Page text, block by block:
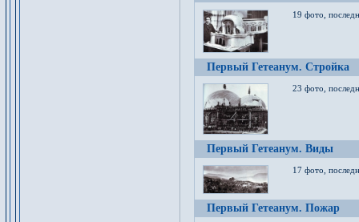
19 фото,
Первый Гетеанум. Стройка
23 фото,
Первый Гетеанум. Виды
17 фото,
Первый Гетеанум. Пожар